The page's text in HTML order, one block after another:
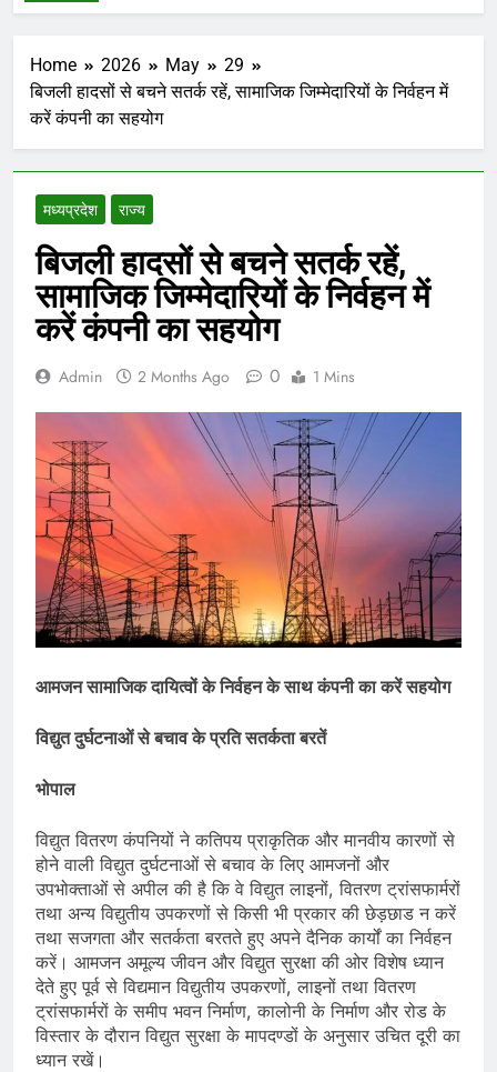
Home 2026 May
29
बिजली हादसों से बचने सतर्क रहें, सामाजिक जिम्मेदारियों के निर्वहन में
करें कंपनी का सहयोग
मध्‍यप्रदेश राज्य
बिजली हादसों से बचने सतर्क रहें,
सामाजिक जिम्मेदारियों के निर्वहन में
करें कंपनी का सहयोग
Admin 2 Months Ago 0 1 Mins
आमजन सामाजिक दायित्‍वों के निर्वहन के साथ कंपनी का करें सहयोग
विद्युत दुर्घटनाओं से बचाव के प्रति सतर्कता बरतें
भोपाल
विद्युत वितरण कंपनियों ने कतिपय प्राकृतिक और मानवीय कारणों से
होने वाली विद्युत दुर्घटनाओं से बचाव के लिए आमजनों और
उपभोक्‍ताओं से अपील की है कि वे विद्युत लाइनों, वितरण ट्रांसफार्मरों
तथा अन्‍य विद्युतीय उपकरणों से किसी भी प्रकार की छेड़छाड न करें
तथा सजगता और सतर्कता बरतते हुए अपने दैनिक कार्यों का निर्वहन
करें। आमजन अमूल्‍य जीवन और विद्युत सुरक्षा की ओर विशेष ध्यान
देते हुए पूर्व से विद्यमान विद्युतीय उपकरणों, लाइनों तथा वितरण
ट्रांसफार्मरों के समीप भवन निर्माण, कालोनी के निर्माण और रोड के
विस्तार के दौरान विद्युत सुरक्षा के मापदण्डों के अनुसार उचित दूरी का
ध्यान रखें।